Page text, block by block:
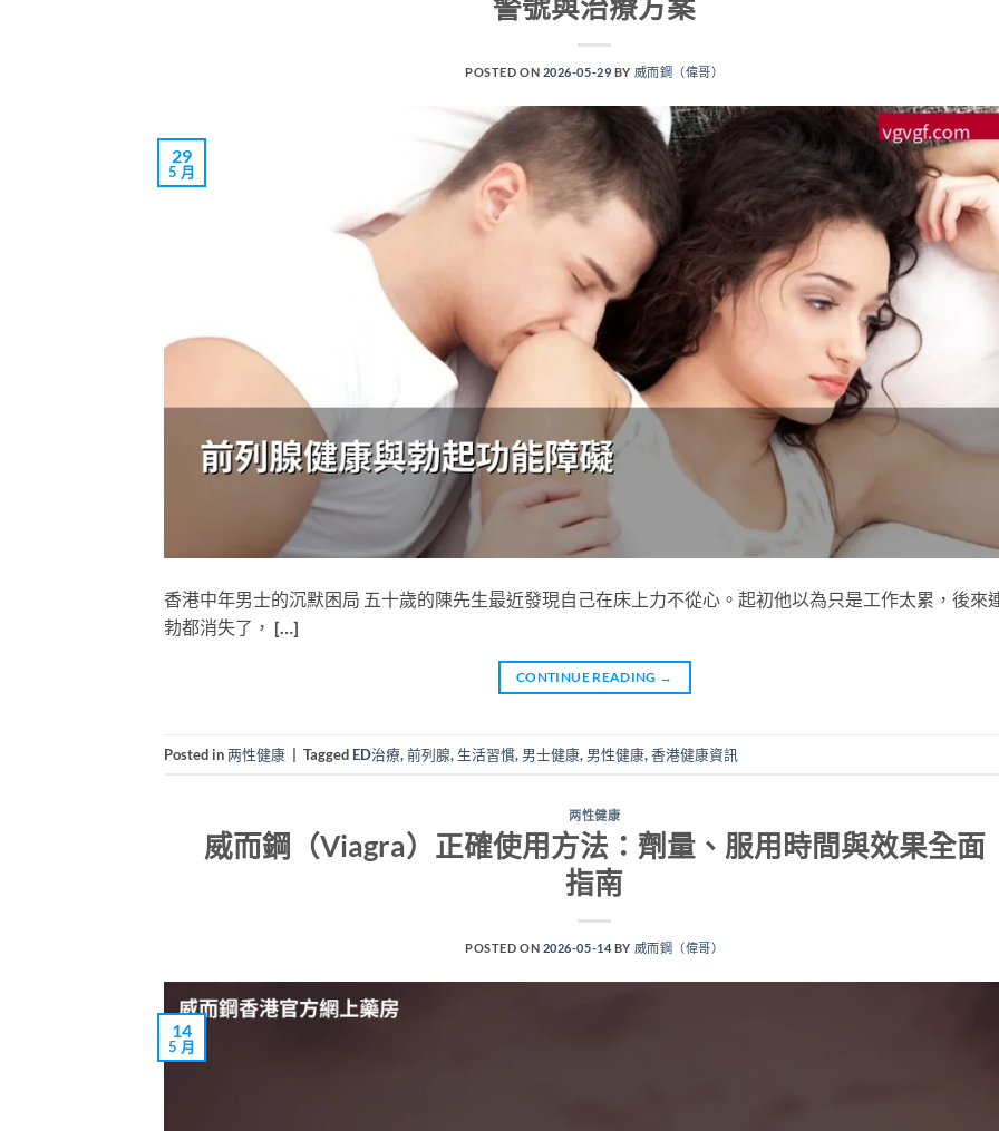
警號與治療方案
POSTED ON 2026-05-29 BY 威而鋼（偉哥）
29
5 月
香港中年男士的沉默困局 五十歲的陳先生最近發現自己在床上力不從心。起初他以為只是工作太累，後來
勃都消失了， […]
CONTINUE READING →
Posted in两性健康 | Tagged ED治療,前列腺,生活習慣, 男士健康, 男性健康,香港健康資訊
两性健康
威而鋼（Viagra）正確使用方法：劑量、服用時間與效果全面
指南
POSTED ON 2026-05-14 BY 威而鋼（偉哥）
14
5 月